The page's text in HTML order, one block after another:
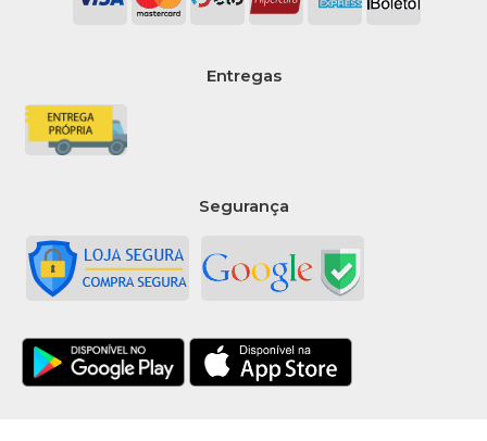
Entregas
Segurança